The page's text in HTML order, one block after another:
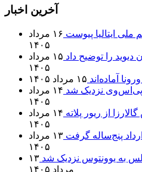
آخرین اخبار
ملی ایتالیا پیوست
۱۶ مرداد
۱۴۰۵
دیوید را توضیح داد
۱۵ مرداد
۱۴۰۵
آماده‌اند ۱۵ مرداد ۱۴۰۵
پی‌اس‌وی نزدیک شد
۱۴ مرداد
۱۴۰۵
از ریور پلاته
۱۴ مرداد
۱۴۰۵
پنج‌ساله گرفت
۱۳ مرداد
۱۴۰۵
به یوونتوس نزدیک شد ۱۳
مرداد ۱۴۰۵